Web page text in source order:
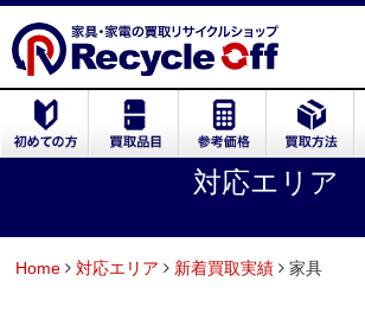
対応エリア
Home 対応エリア 新着買取実績 家具